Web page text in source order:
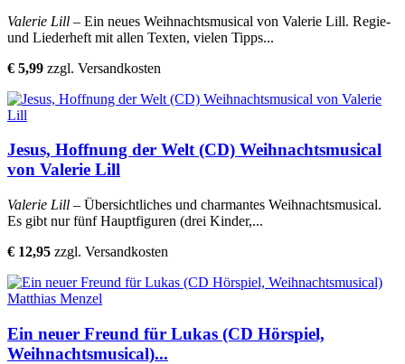
Valerie Lill – Ein neues Weihnachtsmusical von Valerie Lill. Regie-
und Liederheft mit allen Texten, vielen Tipps...
€ 5,99 zzgl. Versandkosten
Jesus, Hoffnung der Welt (CD) Weihnachtsmusical
von Valerie Lill
Valerie Lill – Übersichtliches und charmantes Weihnachtsmusical.
Es gibt nur fünf Hauptfiguren (drei Kinder,...
€ 12,95 zzgl. Versandkosten
Ein neuer Freund für Lukas (CD Hörspiel,
Weihnachtsmusical)...